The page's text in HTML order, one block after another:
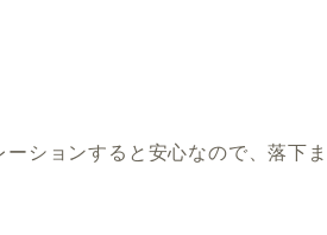
ションすると安心なので、落下ま